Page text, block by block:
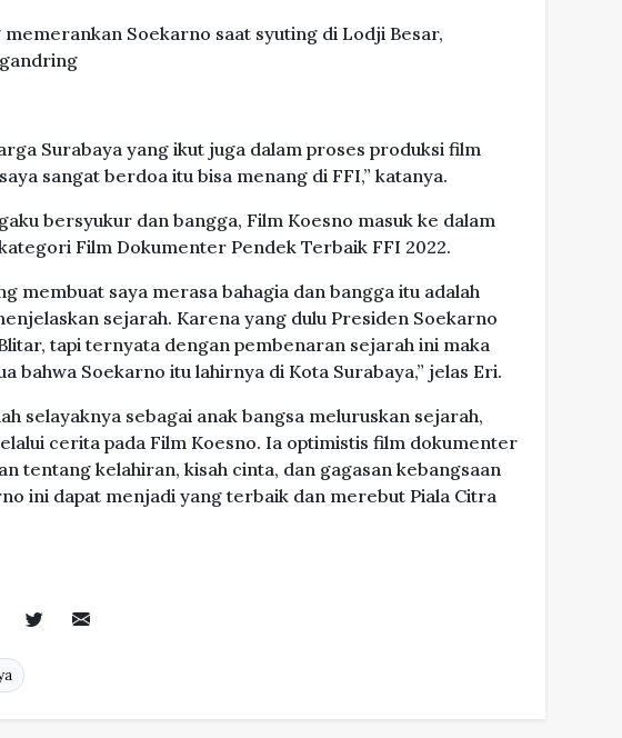
memerankan Soekarno saat syuting di Lodji Besar,
Surabaya yang ikut juga dalam proses produksi film
sangat berdoa itu bisa menang di FFI,” katanya.
bersyukur dan bangga, Film Koesno masuk ke dalam
Film Dokumenter Pendek Terbaik FFI 2022.
membuat saya merasa bahagia dan bangga itu adalah
sejarah. Karena yang dulu Presiden Soekarno
tapi ternyata dengan pembenaran sejarah ini maka
bahwa Soekarno itu lahirnya di Kota Surabaya,” jelas Eri.
selayaknya sebagai anak bangsa meluruskan sejarah,
cerita pada Film Koesno. Ia optimistis film dokumenter
tentang kelahiran, kisah cinta, dan gagasan kebangsaan
ini dapat menjadi yang terbaik dan merebut Piala Citra